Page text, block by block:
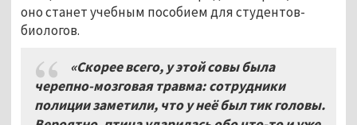
оно станет учебным пособием для студентов-
биологов.
«Скорее всего, у этой совы была
черепно-мозговая травма: сотрудники
полиции заметили, что у неё был тик головы.